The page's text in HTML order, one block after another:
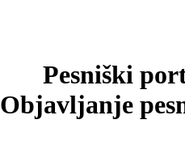
Pesniški
Objavljanje